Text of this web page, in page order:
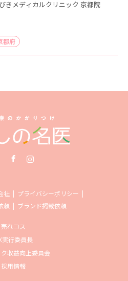
きメディカルクリニック 京都院
都府
社
プライバシーポリシー
頼
ブランド掲載依頼
売れコス
実行委員長
収益向上委員会
採用情報